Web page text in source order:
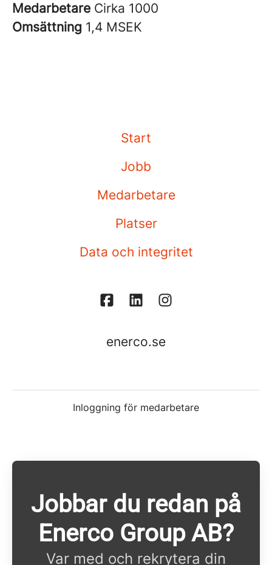
Medarbetare Cirka 1000
Omsättning 1,4 MSEK
Start
Jobb
Medarbetare
Platser
Data och integritet
enerco.se
Inloggning för medarbetare
Jobbar du redan på
Enerco Group AB?
Var med och rekrytera din